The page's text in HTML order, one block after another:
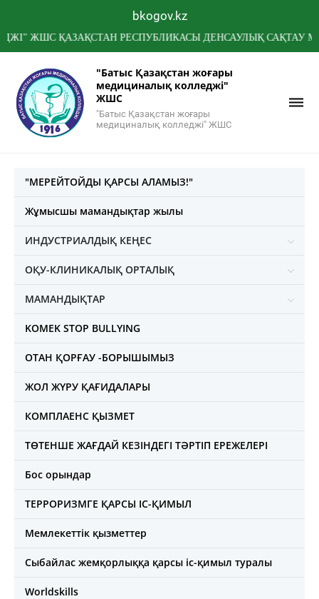
bkogov.kz
ҚАЗАҚСТАН РЕСПУБЛИКАСЫ ДЕНСАУЛЫҚ САҚТАУ
"Батыс Қазақстан жоғары
медициналық колледжі"
ЖШС
"Батыс Қазақстан жоғары
медициналық колледжі" ЖШС
"МЕРЕЙТОЙДЫ ҚАРСЫ АЛАМЫЗ!"
Жұмысшы мамандықтар жылы
ИНДУСТРИАЛДЫҚ КЕҢЕС
ОҚУ-КЛИНИКАЛЫҚ ОРТАЛЫҚ
МАМАНДЫҚТАР
KOMEK STOP BULLYING
ОТАН ҚОРҒАУ -БОРЫШЫМЫЗ
ЖОЛ ЖҮРУ ҚАҒИДАЛАРЫ
КОМПЛАЕНС ҚЫЗМЕТ
ТӨТЕНШЕ ЖАҒДАЙ КЕЗІНДЕГІ ТӘРТІП ЕРЕЖЕЛЕРІ
Бос орындар
ТЕРРОРИЗМГЕ ҚАРСЫ ІС-ҚИМЫЛ
Мемлекеттік қызметтер
Сыбайлас жемқорлыққа қарсы іс-қимыл туралы
Worldskills